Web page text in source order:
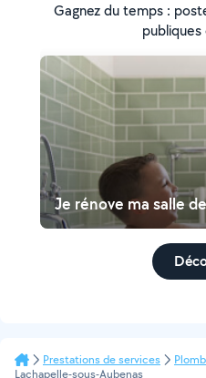
Gagnez du temps :
publiques
Je rénove ma salle
Prestations de services
Lachapelle-sous-Aubenas